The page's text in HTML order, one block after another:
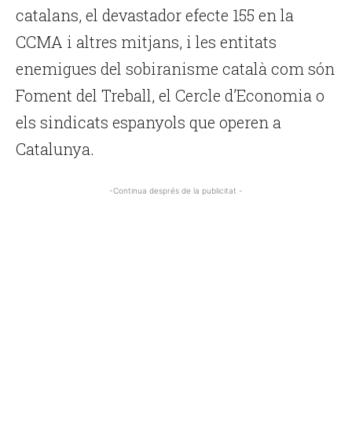
catalans, el devastador efecte 155 en la
CCMA i altres mitjans, i les entitats
enemigues del sobiranisme català com són
Foment del Treball, el Cercle d’Economia o
els sindicats espanyols que operen a
Catalunya.
-Continua després de la publicitat -